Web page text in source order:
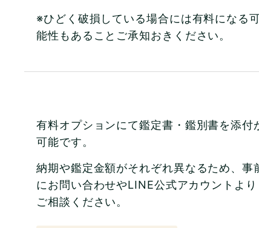
※ひどく破損している場合には有料になる
能性もあることご承知おきください。
有料オプションにて鑑定書・鑑別書を添付
可能です。
納期や鑑定金額がそれぞれ異なるため、事
にお問い合わせやLINE公式アカウントより
ご相談ください。